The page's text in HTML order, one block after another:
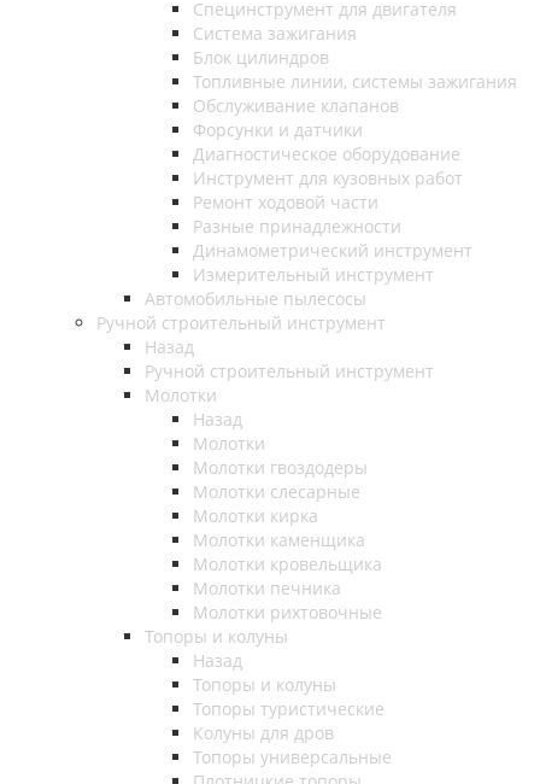
Специнструмент для двигателя
Система зажигания
Блок цилиндров
Топливные линии, системы зажигания
Обслуживание клапанов
Форсунки и датчики
Диагностическое оборудование
Инструмент для кузовных работ
Ремонт ходовой части
Разные принадлежности
Динамометрический инструмент
Измерительный инструмент
Автомобильные пылесосы
Ручной строительный инструмент
Назад
Ручной строительный инструмент
Молотки
Назад
Молотки
Молотки гвоздодеры
Молотки слесарные
Молотки кирка
Молотки каменщика
Молотки кровельщика
Молотки печника
Молотки рихтовочные
Топоры и колуны
Назад
Топоры и колуны
Топоры туристические
Колуны для дров
Топоры универсальные